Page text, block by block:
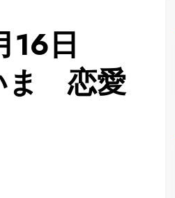
16日
ま 恋愛